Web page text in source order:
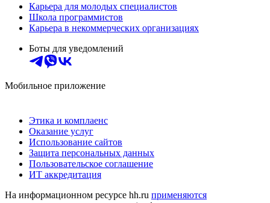
Карьера для молодых специалистов
Школа программистов
Карьера в некоммерческих организациях
Боты для уведомлений
Мобильное приложение
Этика и комплаенс
Оказание услуг
Использование сайтов
Защита персональных данных
Пользовательское соглашение
ИТ аккредитация
На информационном ресурсе hh.ru применяются